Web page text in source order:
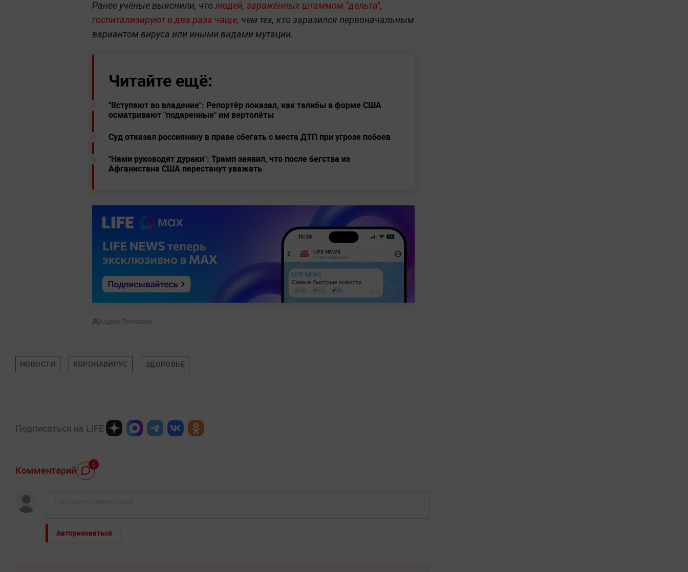
Ранее учёные выяснили, что людей, заражённых штаммом "дельта",
госпитализируют в два раза чаще, чем тех, кто заразился первоначальным
вариантом вируса или иными видами мутации.
Читайте ещё:
"Вступают во владение": Репортёр показал, как талибы в форме США
осматривают "подаренные" им вертолёты
Суд отказал россиянину в праве сбегать с места ДТП при угрозе побоев
"Нами руководят дураки": Трамп заявил, что после бегства из
Афганистана США перестанут уважать
Андрей Григорьев
НОВОСТИ КОРОНАВИРУС ЗДОРОВЬЕ
Подписаться на LIFE
Комментарий 0
Авторизоваться